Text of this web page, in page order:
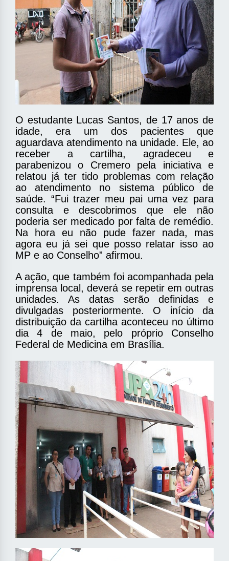
O estudante Lucas Santos, de 17 anos de
idade, era um dos pacientes que
aguardava atendimento na unidade. Ele, ao
receber a cartilha, agradeceu e
parabenizou o Cremero pela iniciativa e
relatou já ter tido problemas com relação
ao atendimento no sistema público de
saúde. “Fui trazer meu pai uma vez para
consulta e descobrimos que ele não
poderia ser medicado por falta de remédio.
Na hora eu não pude fazer nada, mas
agora eu já sei que posso relatar isso ao
MP e ao Conselho” afirmou.
A ação, que também foi acompanhada pela
imprensa local, deverá se repetir em outras
unidades. As datas serão definidas e
divulgadas posteriormente. O início da
distribuição da cartilha aconteceu no último
dia 4 de maio, pelo próprio Conselho
Federal de Medicina em Brasília.